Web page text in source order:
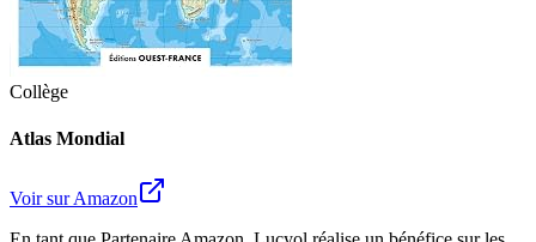
Collège
Atlas Mondial
Voir sur Amazon